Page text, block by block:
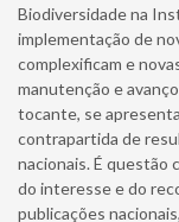
Biodiversidade na
implementação de
complexificam e
manutenção e
tocante, se
contrapartida de
nacionais. É questão
do interesse e do
publicações